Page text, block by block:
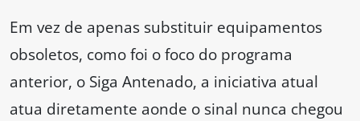
Em vez de apenas substituir equipamentos
obsoletos, como foi o foco do programa
anterior, o Siga Antenado, a iniciativa atual
atua diretamente aonde o sinal nunca chegou